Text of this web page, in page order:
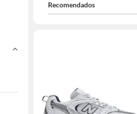
Recomendados